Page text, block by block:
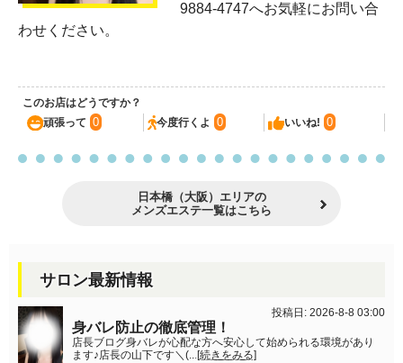
9884-4747へお気軽にお問い合
わせください。
このお店はどうですか？
頑張って 0 今度行くよ 0 いいね! 0
日本橋（大阪）エリアの
メンズエステ一覧はこちら
サロン最新情報
投稿日: 2026-8-8 03:00
身バレ防止の徹底管理！
店長ブログ身バレが心配な方へ安心して始められる環境があり
ます♪店長の山下です＼(...[続きをみる]